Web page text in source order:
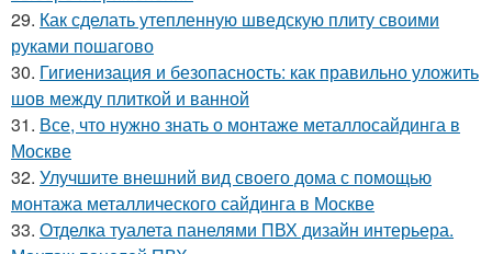
29. Как сделать утепленную шведскую плиту своими
руками пошагово
30. Гигиенизация и безопасность: как правильно уложить
шов между плиткой и ванной
31. Все, что нужно знать о монтаже металлосайдинга в
Москве
32. Улучшите внешний вид своего дома с помощью
монтажа металлического сайдинга в Москве
33. Отделка туалета панелями ПВХ дизайн интерьера.